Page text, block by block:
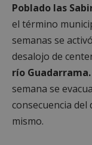
Poblado las
el término
semanas se
desalojo de
río Guadarrama.
semana se
consecuencia
mismo.